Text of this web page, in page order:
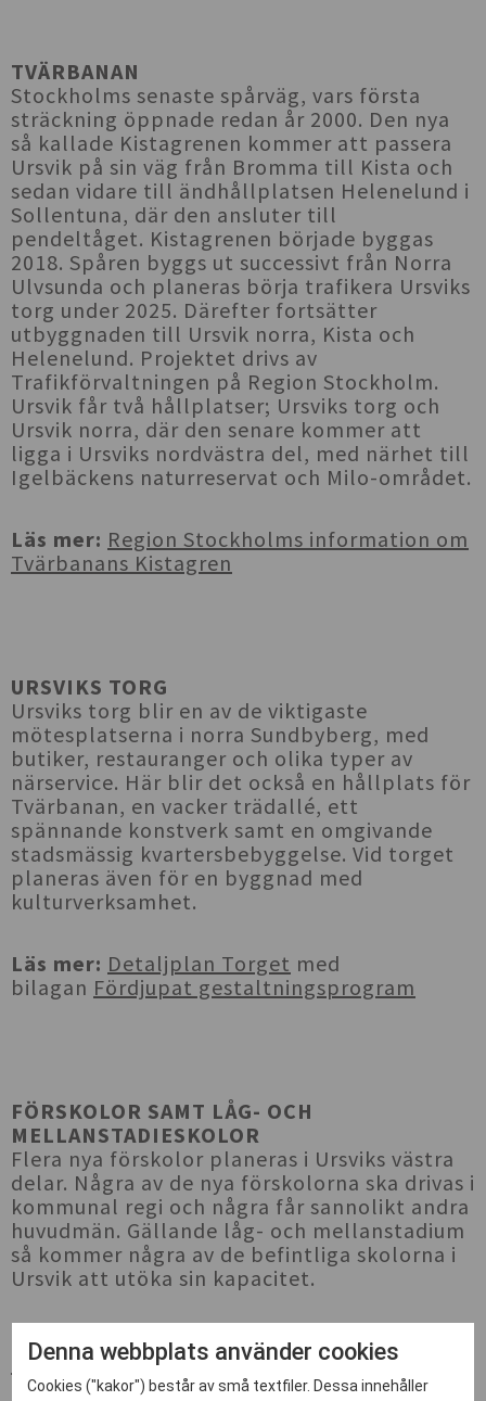
TVÄRBANAN
Stockholms senaste spårväg, vars första
sträckning öppnade redan år 2000. Den nya
så kallade Kistagrenen kommer att passera
Ursvik på sin väg från Bromma till Kista och
sedan vidare till ändhållplatsen Helenelund i
Sollentuna, där den ansluter till
pendeltåget. Kistagrenen började byggas
2018. Spåren byggs ut successivt från Norra
Ulvsunda och planeras börja trafikera Ursviks
torg under 2025. Därefter fortsätter
utbyggnaden till Ursvik norra, Kista och
Helenelund. Projektet drivs av
Trafikförvaltningen på Region Stockholm.
Ursvik får två hållplatser; Ursviks torg och
Ursvik norra, där den senare kommer att
ligga i Ursviks nordvästra del, med närhet till
Igelbäckens naturreservat och Milo-området.
Läs mer: Region Stockholms information om
Tvärbanans Kistagren
URSVIKS TORG
Ursviks torg blir en av de viktigaste
mötesplatserna i norra Sundbyberg, med
butiker, restauranger och olika typer av
närservice. Här blir det också en hållplats för
Tvärbanan, en vacker trädallé, ett
spännande konstverk samt en omgivande
stadsmässig kvartersbebyggelse. Vid torget
planeras även för en byggnad med
kulturverksamhet.
Läs mer: Detaljplan Torget med
bilagan Fördjupat gestaltningsprogram
FÖRSKOLOR SAMT LÅG- OCH
MELLANSTADIESKOLOR
Flera nya förskolor planeras i Ursviks västra
delar. Några av de nya förskolorna ska drivas i
kommunal regi och några får sannolikt andra
huvudmän. Gällande låg- och mellanstadium
så kommer några av de befintliga skolorna i
Ursvik att utöka sin kapacitet.
Läs mer:Planprogram för Ursviks västra
delar
Denna webbplats använder cookies
Cookies ("kakor") består av små textfiler. Dessa innehåller